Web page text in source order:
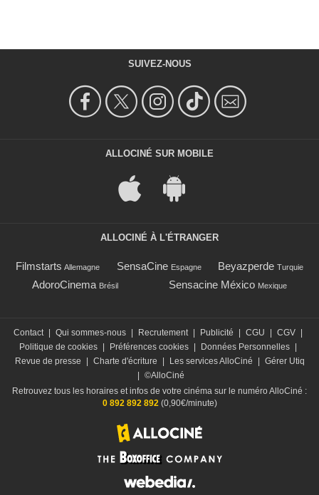
SUIVEZ-NOUS
ALLOCINÉ SUR MOBILE
ALLOCINÉ À L'ÉTRANGER
Filmstarts Allemagne SensaCine Espagne Beyazperde Turquie
AdoroCinema Brésil Sensacine México Mexique
Contact | Qui sommes-nous | Recrutement | Publicité | CGU | CGV |
Politique de cookies | Préférences cookies | Données Personnelles |
Revue de presse
| Charte d'écriture | Les services AlloCiné | Gérer Utiq
| ©AlloCiné
Retrouvez tous les horaires et infos de votre cinéma sur le numéro AlloCiné :
0 892 892 892(0,90€/minute)